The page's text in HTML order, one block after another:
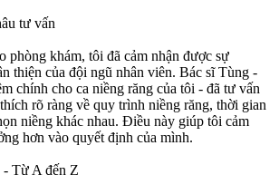
tư vấn
phòng khám, tôi đã cảm nhận được sự
thiện của đội ngũ nhân viên. Bác sĩ Tùng -
chính cho ca niềng răng của tôi - đã tư vấn
rõ ràng về quy trình niềng răng, thời gian
niềng khác nhau. Điều này giúp tôi cảm
hơn vào quyết định của mình.
- Từ A đến Z